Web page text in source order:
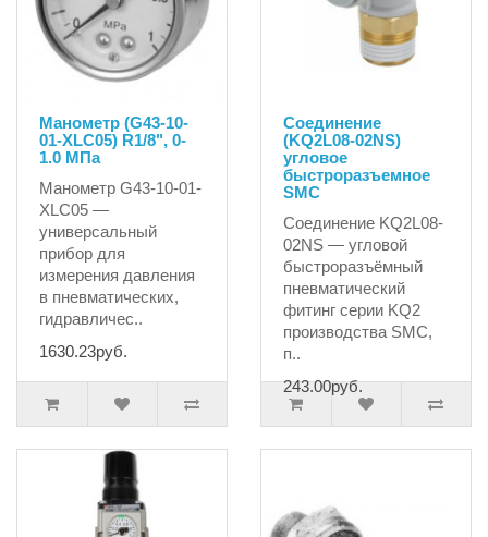
Манометр (G43-10-
01-XLC05) R1/8", 0-
1.0 MПа
Манометр G43-10-01-
XLC05 —
универсальный
прибор для
измерения давления
в пневматических,
гидравличес..
1630.23руб.
Соединение
(KQ2L08-02NS)
угловое
быстроразъемное
SMC
Соединение KQ2L08-
02NS — угловой
быстроразъёмный
пневматический
фитинг серии KQ2
производства SMC,
п..
243.00руб.